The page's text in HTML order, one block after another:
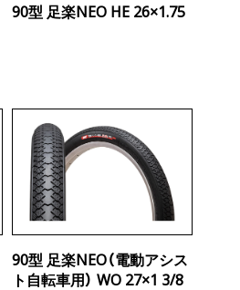
90型 足楽NEO HE 26×1.75
90型 足楽NEO（電動アシス
ト自転車用） WO 27×1 3/8